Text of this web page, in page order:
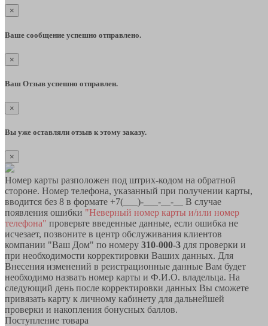
×
Ваше сообщение успешно отправлено.
×
Ваш Отзыв успешно отправлен.
×
Вы уже оставляли отзыв к этому заказу.
×
Номер карты разположен под штрих-кодом на обратной
стороне. Номер телефона, указанный при получении карты,
вводится без 8 в формате +7(___)-___-__-__ В случае
появления ошибки "Неверный номер карты и/или номер
телефона" проверьте введенные данные, если ошибка не
исчезает, позвоните в центр обслуживания клиентов
компании "Ваш Дом" по номеру 310-000-3 для проверки и
при необходимости корректировки Ваших данных. Для
Внесения изменений в реистрационные данные Вам будет
необходимо назвать номер карты и Ф.И.О. владельца. На
следующий день после корректировки данных Вы сможете
привязать карту к личному кабинету для дальнейшей
проверки и накопления бонусных баллов.
Поступление товара